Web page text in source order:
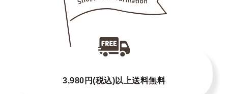
3,980円(税込)以上送料無料